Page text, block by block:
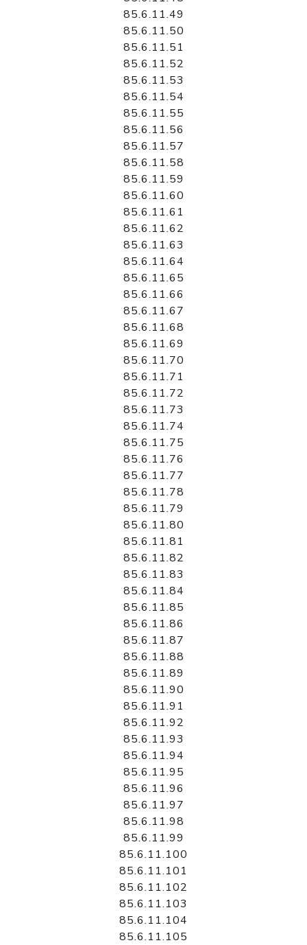
85.6.11.49
85.6.11.50
85.6.11.51
85.6.11.52
85.6.11.53
85.6.11.54
85.6.11.55
85.6.11.56
85.6.11.57
85.6.11.58
85.6.11.59
85.6.11.60
85.6.11.61
85.6.11.62
85.6.11.63
85.6.11.64
85.6.11.65
85.6.11.66
85.6.11.67
85.6.11.68
85.6.11.69
85.6.11.70
85.6.11.71
85.6.11.72
85.6.11.73
85.6.11.74
85.6.11.75
85.6.11.76
85.6.11.77
85.6.11.78
85.6.11.79
85.6.11.80
85.6.11.81
85.6.11.82
85.6.11.83
85.6.11.84
85.6.11.85
85.6.11.86
85.6.11.87
85.6.11.88
85.6.11.89
85.6.11.90
85.6.11.91
85.6.11.92
85.6.11.93
85.6.11.94
85.6.11.95
85.6.11.96
85.6.11.97
85.6.11.98
85.6.11.99
85.6.11.100
85.6.11.101
85.6.11.102
85.6.11.103
85.6.11.104
85.6.11.105